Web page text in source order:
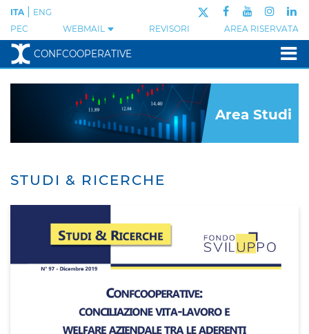
PEC WEBMAIL REVISORI AREA RISERVATA
ITA ENG
CONFCOOPERATIVE
Area Studi
STUDI & RICERCHE